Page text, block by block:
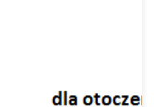
Opiszemy między
i jak bardzo są